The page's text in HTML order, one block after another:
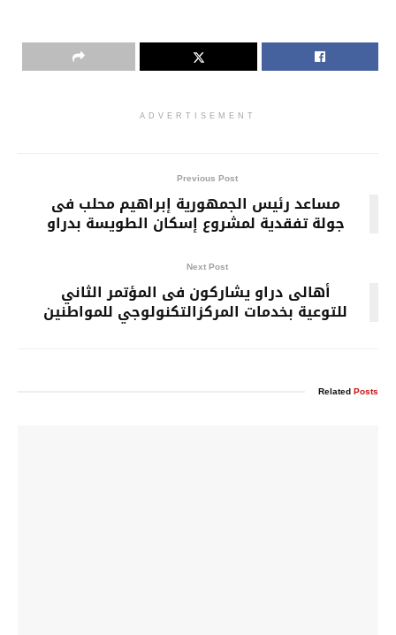
ADVERTISEMENT
Previous Post
مساعد رئيس الجمهورية إبراهيم محلب فى
جولة تفقدية لمشروع إسكان الطويسة بدراو
Next Post
أهالى دراو يشاركون فى المؤتمر الثاني
للتوعية بخدمات المركزالتكنولوجي للمواطنين
RelatedPosts